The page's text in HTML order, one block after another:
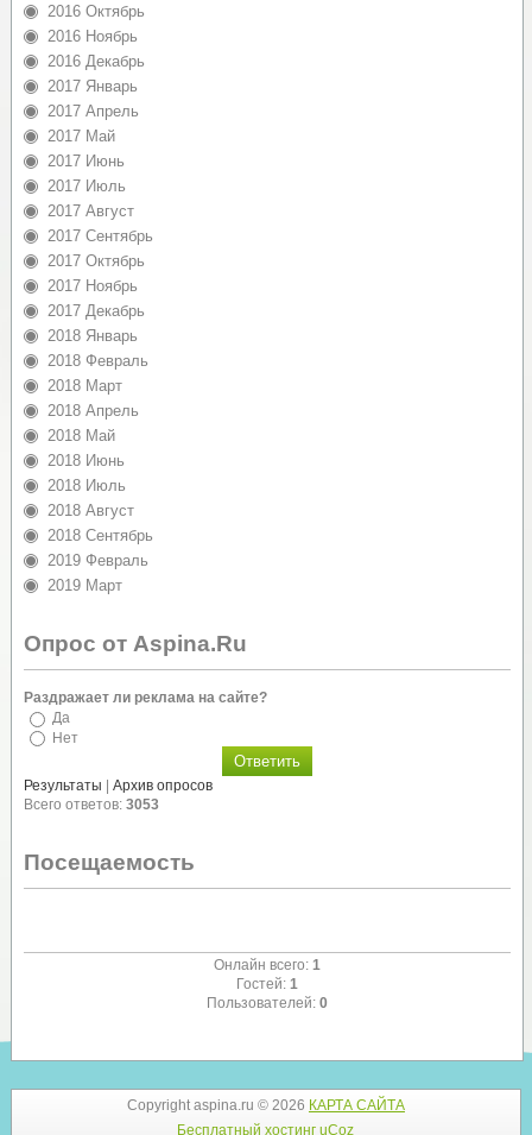
2016 Октябрь
2016 Ноябрь
2016 Декабрь
2017 Январь
2017 Апрель
2017 Май
2017 Июнь
2017 Июль
2017 Август
2017 Сентябрь
2017 Октябрь
2017 Ноябрь
2017 Декабрь
2018 Январь
2018 Февраль
2018 Март
2018 Апрель
2018 Май
2018 Июнь
2018 Июль
2018 Август
2018 Сентябрь
2019 Февраль
2019 Март
Опрос от Aspina.Ru
Раздражает ли реклама на сайте?
Да
Нет
Результаты
Архив опросов
Всего ответов: 3053
Посещаемость
Онлайн всего: 1
Гостей: 1
Пользователей: 0
Copyright aspina.ru © 2026 КАРТА САЙТА
Бесплатный хостинг uCoz